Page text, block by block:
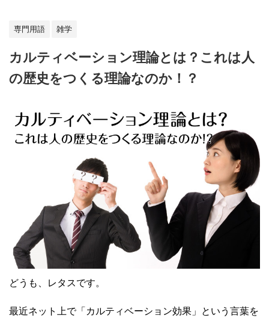
専門用語 雑学
カルティベーション理論とは？これは人
の歴史をつくる理論なのか！？
どうも、レタスです。
最近ネット上で「カルティベーション効果」という言葉を